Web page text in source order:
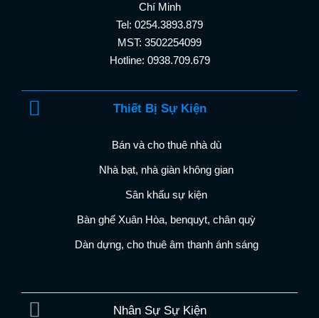
Chí Minh
Tel: 0254.3893.879
MST: 3502254099
Hotline: 0938.709.679
Thiết Bị Sự Kiện
Bán và cho thuê nhà dù
Nhà bạt, nhà giàn không gian
Sân khấu sự kiện
Bàn ghế Xuân Hòa, benquyt, chân quỳ
Dàn dựng, cho thuê âm thanh ánh sáng
Nhân Sự Sự Kiện